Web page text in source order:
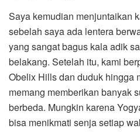
Saya kemudian menjuntaikan
sebelah saya ada lentera
yang sangat bagus kala adik
belakang. Setelah itu, kami
Obelix Hills dan duduk hingga
memang memberikan banyak
berbeda. Mungkin karena
bisa menikmati senja setiap